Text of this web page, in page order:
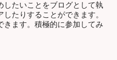
したいことをブログとして執
たりすることができます。
きます。積極的に参加してみ